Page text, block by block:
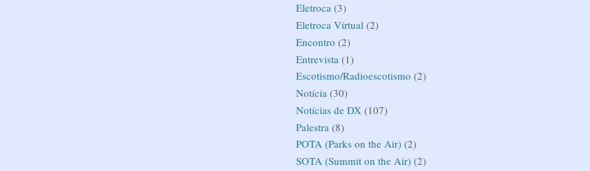
Eletroca (3)
Eletroca Virtual (2)
Encontro (2)
Entrevista (1)
Escotismo/Radioescotismo (2)
Notícia (30)
Notícias de DX (107)
Palestra (8)
POTA (Parks on the Air) (2)
SOTA (Summit on the Air) (2)